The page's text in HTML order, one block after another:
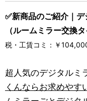
✅新商品のご紹介｜
（ルームミラー交換タ
税・工賃コミ：￥
超人気のデジタルミ
くんならお求めやす